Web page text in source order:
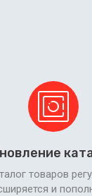
товаров
и